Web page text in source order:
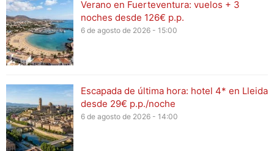
Verano en Fuerteventura: vuelos + 3
noches desde 126€ p.p.
6 de agosto de 2026 - 15:00
Escapada de última hora: hotel 4* en Lleida
desde 29€ p.p./noche
6 de agosto de 2026 - 14:00